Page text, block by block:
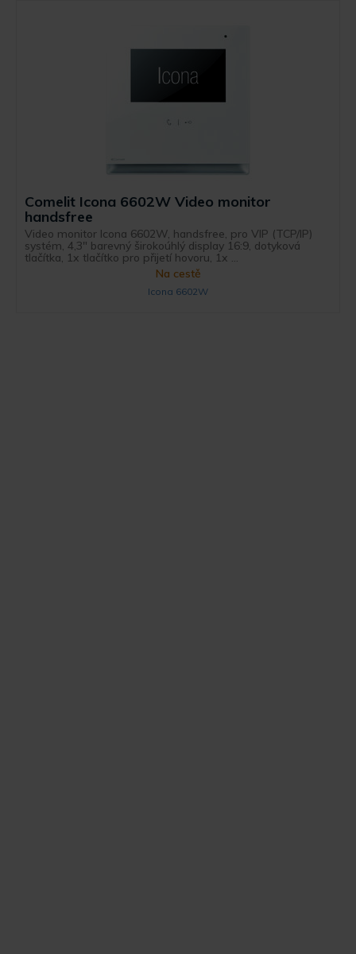
Comelit Icona 6602W Video monitor
handsfree
Video monitor Icona 6602W, handsfree, pro VIP (TCP/IP)
systém, 4,3" barevný širokoúhlý display 16:9, dotyková
tlačítka, 1x tlačítko pro přijetí hovoru, 1x ...
Na cestě
Icona 6602W